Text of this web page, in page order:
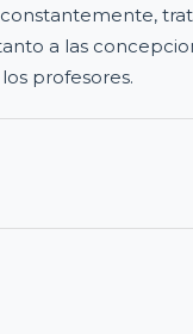
a las
profesores.